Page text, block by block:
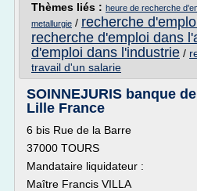
Thèmes liés : heure de recherche
metallurgie / recherche
recherche d'emploi dans
d'emploi dans l'industrie /
travail d'un salarie
SOINNEJURIS banque
Lille France
6 bis Rue de la Barre
37000 TOURS
Mandataire liquidateur :
Maître Francis VILLA